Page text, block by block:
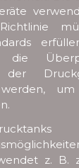
die
der
werden,
z. B.